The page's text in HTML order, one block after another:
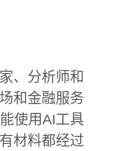
、分析师和
和金融服务
使用AI工具
材料都经过